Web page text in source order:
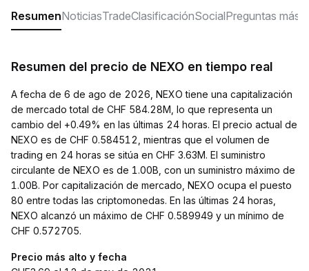
ResumenNoticiasTradeClasificaciónSocialPreguntas más
Resumen del precio de NEXO en tiempo real
A fecha de 6 de ago de 2026, NEXO tiene una capitalización
de mercado total de CHF 584.28M, lo que representa un
cambio del +0.49% en las últimas 24 horas. El precio actual de
NEXO es de CHF 0.584512, mientras que el volumen de
trading en 24 horas se sitúa en CHF 3.63M. El suministro
circulante de NEXO es de 1.00B, con un suministro máximo de
1.00B. Por capitalización de mercado, NEXO ocupa el puesto
80 entre todas las criptomonedas. En las últimas 24 horas,
NEXO alcanzó un máximo de CHF 0.589949 y un mínimo de
CHF 0.572705.
Precio más alto y fecha